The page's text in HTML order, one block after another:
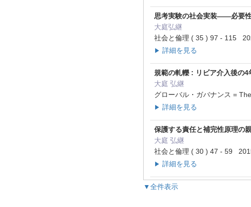
思考実験の社会実装――必要
大庭弘継
社会と倫理 ( 35 ) 97 - 115
▶ 詳細を見る
規範の軋轢 : リビア介入後の
大庭 弘継
グローバル・ガバナンス =
▶ 詳細を見る
保護する責任と補完性原理の
大庭 弘継
社会と倫理 ( 30 ) 47 - 59
▶ 詳細を見る
▼全件表示